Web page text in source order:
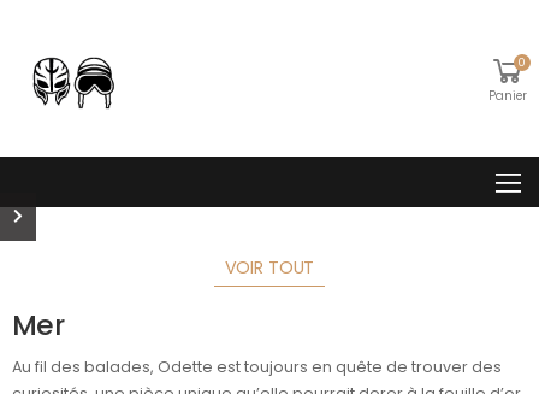
0
Panier
VOIR TOUT
Mer
Au fil des balades, Odette est toujours en quête de trouver des